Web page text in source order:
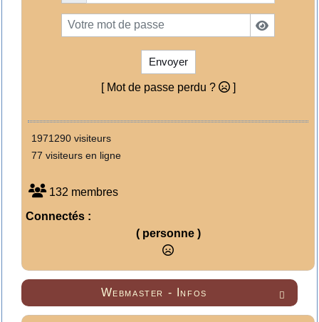
Envoyer
[ Mot de passe perdu ? ]
1971290 visiteurs
77 visiteurs en ligne
132 membres
Connectés :
( personne )

Webmaster - Infos